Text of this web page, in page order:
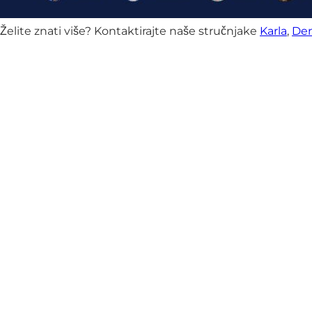
Želite znati više? Kontaktirajte naše stručnjake Karla,